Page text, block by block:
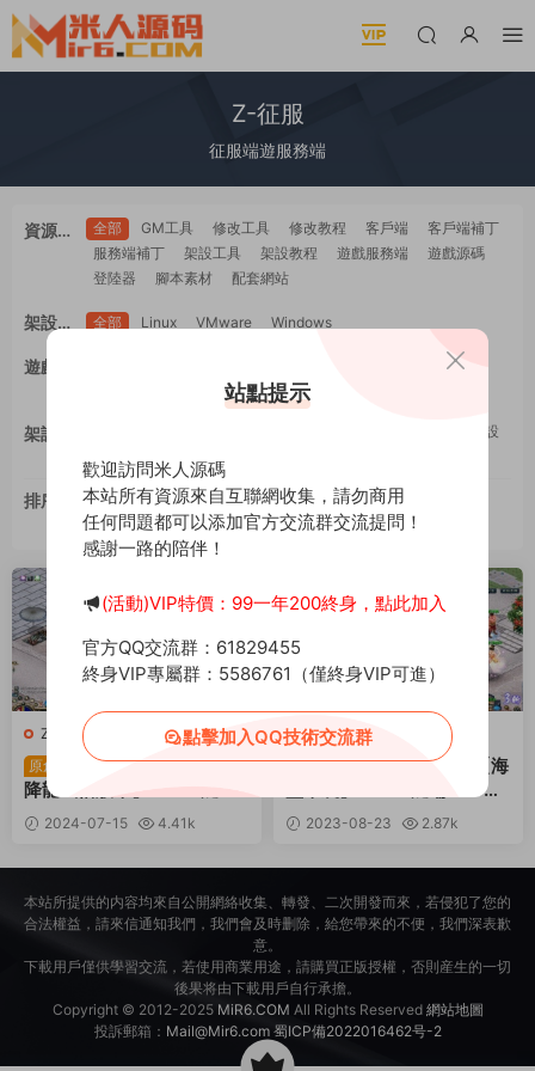
Z-征服
征服端遊服務端
資源類
全部 GM工具 修改工具 修改教程 客戶端
客戶端補丁
服務端補丁
架設工具 架設教程 遊戲服務端
遊戲源碼
登陸器
腳本素材 配套網站
架設系
全部 Linux VMware Windows
遊戲平
多端互通 工具類
架設難
手工架設
架設工具
排序 最新 更新 推薦 下載 浏覽
評論
随機
Z-征服
端遊服務端
原創
典藏懷舊端遊【征服-
降龍武僧版本】Win一鍵服
務端+PC客戶端+賬号注冊
教程+視頻架設教程
2024-07-15
4.41k
Z-征服·端遊服務端
原創 典藏懷舊端遊征服【海
盜來襲】WIN一鍵端+PC客
戶端+GM命令+架設教程
2023-08-23
2.87k
本站所提供的内容均來自公開網絡收集、轉發、二次開發而來，若侵犯了您的
合法權益，請來信通知我們，我們會及時删除，給您帶來的不便，我們深表歉
意。
下載用戶僅供學習交流，若使用商業用途，請購買正版授權，否則産生的一切
後果将由下載用戶自行承擔。
Copyright © 2012-2025 MiR6.COM All Rights Reserved 網站地圖
投訴郵箱： Mail@Mir6.com 蜀ICP備2022016462号-2
站點提示
歡迎訪問米人源碼
本站所有資源來自互聯網收集，請勿商用
任何問題都可以添加官方交流群交流提問！
感謝一路的陪伴！
(活動)VIP特價：99一年200終身，點此加入
官方QQ交流群：61829455
終身VIP專屬群：5586761（僅終身VIP可進）
點擊加入QQ技術交流群